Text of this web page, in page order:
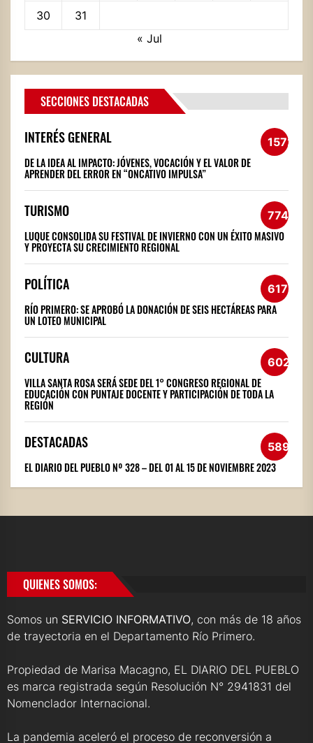
30
31
« Jul
SECCIONES DESTACADAS
INTERÉS GENERAL 1572
DE LA IDEA AL IMPACTO: JÓVENES, VOCACIÓN Y EL VALOR DE
APRENDER DEL ERROR EN “ONCATIVO IMPULSA”
TURISMO 774
LUQUE CONSOLIDA SU FESTIVAL DE INVIERNO CON UN ÉXITO MASIVO
Y PROYECTA SU CRECIMIENTO REGIONAL
POLÍTICA 617
RÍO PRIMERO: SE APROBÓ LA DONACIÓN DE SEIS HECTÁREAS PARA
UN LOTEO MUNICIPAL
CULTURA 602
VILLA SANTA ROSA SERÁ SEDE DEL 1° CONGRESO REGIONAL DE
EDUCACIÓN CON PUNTAJE DOCENTE Y PARTICIPACIÓN DE TODA LA
REGIÓN
DESTACADAS 589
EL DIARIO DEL PUEBLO Nº 328 – DEL 01 AL 15 DE NOVIEMBRE 2023
QUIENES SOMOS:
Somos un SERVICIO INFORMATIVO, con más de 18 años
de trayectoria en el Departamento Río Primero.
Propiedad de Marisa Macagno, EL DIARIO DEL PUEBLO
es marca registrada según Resolución N° 2941831 del
Nomenclador Internacional.
La pandemia aceleró el proceso de reconversión a